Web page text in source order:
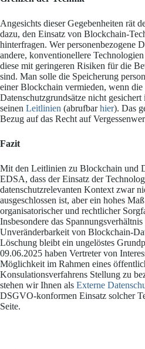
Angesichts dieser Gegebenheiten rät
dazu, den Einsatz von Blockchain-
hinterfragen. Wer personenbezogene
andere, konventionellere
diese mit geringeren Risiken für die
sind. Man solle die Speicherung
einer Blockchain vermieden, wenn
Datenschutzgrundsätze nicht
seinen Leitlinien (abrufbarhier). Das
Bezug auf das Recht auf
Fazit
Mit den Leitlinien zu Blockchain und
EDSA, dass der Einsatz der
datenschutzrelevanten Kontext zwar
ausgeschlossen ist, aber ein hohes
organisatorischer und rechtlicher
Insbesondere das
Unveränderbarkeit von Blockchain-
Löschung bleibt ein ungelöstes
09.06.2025 haben Vertreter von
Möglichkeit im Rahmen eines
Konsulationsverfahrens Stellung zu
stehen wir Ihnen als Externe
DSGVO-konformen Einsatz solcher
Seite.